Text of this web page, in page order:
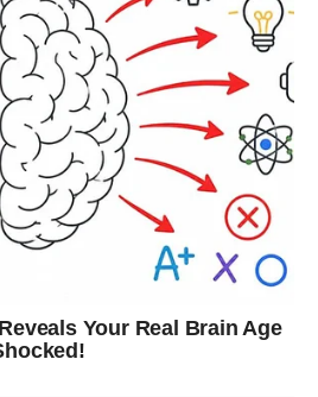
početaka.
koje može dotaći
najlepša
su duboke, nežne i gotovo
osećaš se voljeno, shvaćeno i
ljubav iz snova – onu koja